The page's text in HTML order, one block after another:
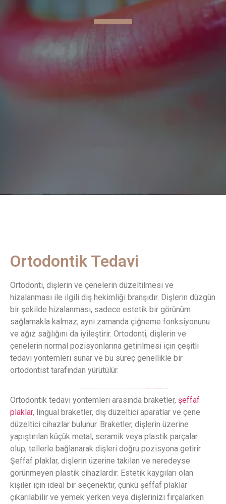
Ortodontik Tedavi
Ortodonti, dişlerin ve çenelerin düzeltilmesi ve
hizalanması ile ilgili diş hekimliği branşıdır. Dişlerin düzgün
bir şekilde hizalanması, sadece estetik bir görünüm
sağlamakla kalmaz, aynı zamanda çiğneme fonksiyonunu
ve ağız sağlığını da iyileştirir. Ortodonti, dişlerin ve
çenelerin normal pozisyonlarına getirilmesi için çeşitli
tedavi yöntemleri sunar ve bu süreç genellikle bir
ortodontist tarafından yürütülür.
Ortodontik tedavi yöntemleri arasında braketler, şeffaf
plaklar, lingual braketler, diş düzeltici aparatlar ve çene
düzeltici cihazlar bulunur. Braketler, dişlerin üzerine
yapıştırılan küçük metal, seramik veya plastik parçalar
olup, tellerle bağlanarak dişleri doğru pozisyona getirir.
Şeffaf plaklar, dişlerin üzerine takılan ve neredeyse
görünmeyen plastik cihazlardır. Estetik kaygıları olan
kişiler için ideal bir seçenektir, çünkü şeffaf plaklar
çıkarılabilir ve yemek yerken veya dişlerinizi fırçalarken